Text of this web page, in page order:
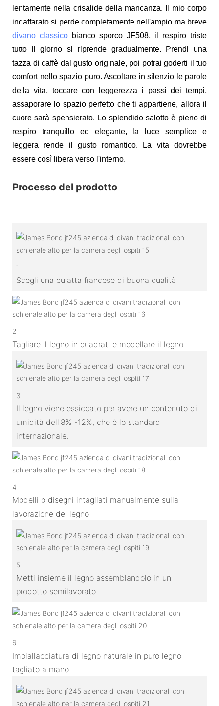
lentamente nella crisalide della mancanza. Il mio corpo
indaffarato si perde completamente nell'ampio ma breve
divano classico bianco sporco JF508, il respiro triste
tutto il giorno si riprende gradualmente. Prendi una
tazza di caffè dal gusto originale, poi potrai goderti il ​​tuo
comfort nello spazio puro. Ascoltare in silenzio le parole
della vita, toccare con leggerezza i passi dei tempi,
assaporare lo spazio perfetto che ti appartiene, allora il
cuore sarà spensierato. Lo splendido salotto è pieno di
respiro tranquillo ed elegante, la luce semplice e
leggera rende il gusto romantico. La vita dovrebbe
essere così libera verso l'interno.
Processo del prodotto
1
Scegli una culatta francese di buona qualità
2
Tagliare il legno in quadrati e modellare il legno
3
Il legno viene essiccato per avere un contenuto di
umidità dell'8% -12%, che è lo standard
internazionale.
4
Modelli o disegni intagliati manualmente sulla
lavorazione del legno
5
Metti insieme il legno assemblandolo in un
prodotto semilavorato
6
Impiallacciatura di legno naturale in puro legno
tagliato a mano